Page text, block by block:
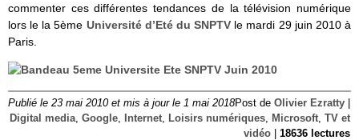
commenter ces différentes tendances de la télévision numérique
lors le la 5ème Université d’Eté du SNPTV le mardi 29 juin 2010 à
Paris.
Publié le 23 mai 2010 et mis à jour le 1 mai 2018Post de Olivier Ezratty
Digital media Google Internet Loisirs numériques Microsoft TV et
vidéo
18636 lectures